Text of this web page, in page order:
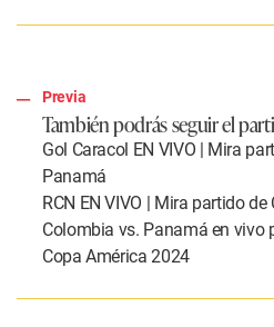
Previa
También podrás seguir el
Gol Caracol EN VIVO | Mira
Panamá
RCN EN VIVO | Mira partido
Colombia vs. Panamá en vivo
Copa América 2024